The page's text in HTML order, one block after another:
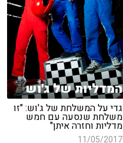
המדליות של ג'וש
גדי על המשלחת של ג'וש: "זו
משלחת שנסעה עם חמש
מדליות וחזרה איתן"
11/05/2017